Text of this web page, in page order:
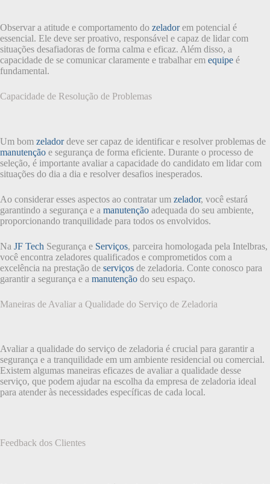
Observar a atitude e comportamento do zeladorem potencial é
essencial. Ele deve ser proativo, responsável e capaz de lidar com
situações desafiadoras de forma calma e eficaz. Além disso, a
capacidade de se comunicar claramente e trabalhar em equipe é
fundamental.
Capacidade de Resolução de Problemas
Um bom zeladordeve ser capaz de identificar e resolver problemas de
manutenção e segurança de forma eficiente. Durante o processo de
seleção, é importante avaliar a capacidade do candidato em lidar com
situações do dia a dia e resolver desafios inesperados.
Ao considerar esses aspectos ao contratar um zelador, você estará
garantindo a segurança e a manutenção adequada do seu ambiente,
proporcionando tranquilidade para todos os envolvidos.
Na JF Tech Segurança e Serviços, parceira homologada pela Intelbras,
você encontra zeladores qualificados e comprometidos com a
excelência na prestação de serviços de zeladoria. Conte conosco para
garantir a segurança e a manutenção do seu espaço.
Maneiras de Avaliar a Qualidade do Serviço de Zeladoria
Avaliar a qualidade do serviço de zeladoria é crucial para garantir a
segurança e a tranquilidade em um ambiente residencial ou comercial.
Existem algumas maneiras eficazes de avaliar a qualidade desse
serviço, que podem ajudar na escolha da empresa de zeladoria ideal
para atender às necessidades específicas de cada local.
Feedback dos Clientes